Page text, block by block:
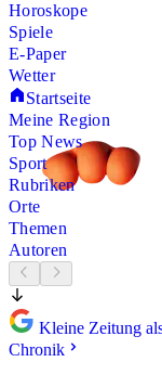
Horoskope
Spiele
E-Paper
Wetter
Startseite
Meine Region
Top News
Sport
Rubriken
Orte
Themen
Autoren
Kleine Zeitung
Chronik